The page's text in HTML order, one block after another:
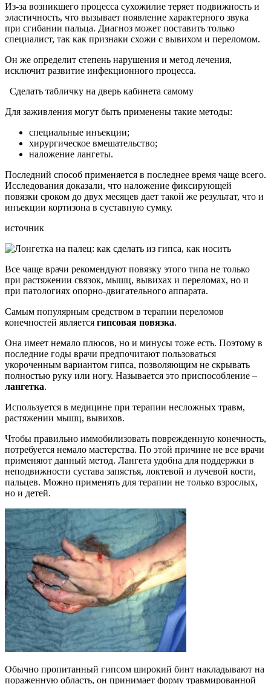
Из-за возникшего процесса сухожилие теряет подвижность и
эластичность, что вызывает появление характерного звука
при сгибании пальца. Диагноз может поставить только
специалист, так как признаки схожи с вывихом и переломом.
Он же определит степень нарушения и метод лечения,
исключит развитие инфекционного процесса.
Сделать табличку на дверь кабинета самому
Для заживления могут быть применены такие методы:
специальные инъекции;
хирургическое вмешательство;
наложение лангеты.
Последний способ применяется в последнее время чаще всего.
Исследования доказали, что наложение фиксирующей
повязки сроком до двух месяцев дает такой же результат, что и
инъекции кортизона в суставную сумку.
источник
Все чаще врачи рекомендуют повязку этого типа не только
при растяжении связок, мышц, вывихах и переломах, но и
при патологиях опорно-двигательного аппарата.
Самым популярным средством в терапии переломов
конечностей является гипсовая повязка.
Она имеет немало плюсов, но и минусы тоже есть. Поэтому в
последние годы врачи предпочитают пользоваться
укороченным вариантом гипса, позволяющим не скрывать
полностью руку или ногу. Называется это приспособление –
лангетка.
Используется в медицине при терапии несложных травм,
растяжении мышц, вывихов.
Чтобы правильно иммобилизовать поврежденную конечность,
потребуется немало мастерства. По этой причине не все врачи
применяют данный метод. Лангета удобна для поддержки в
неподвижности сустава запястья, локтевой и лучевой кости,
пальцев. Можно применять для терапии не только взрослых,
но и детей.
Обычно пропитанный гипсом широкий бинт накладывают на
пораженную область, он принимает форму травмированной